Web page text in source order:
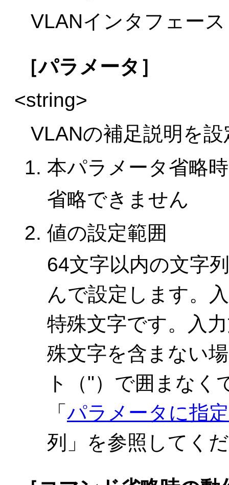
VLANインタフェース
［パラメータ］
<string>
VLANの補足説明を
本パラメータ省略
省略できません
値の設定範囲
64文字以内の文字
んで設定します。
特殊文字です。入
殊文字を含まない
ト（"）で囲まなく
「 パラメータに指
列」を参照してく